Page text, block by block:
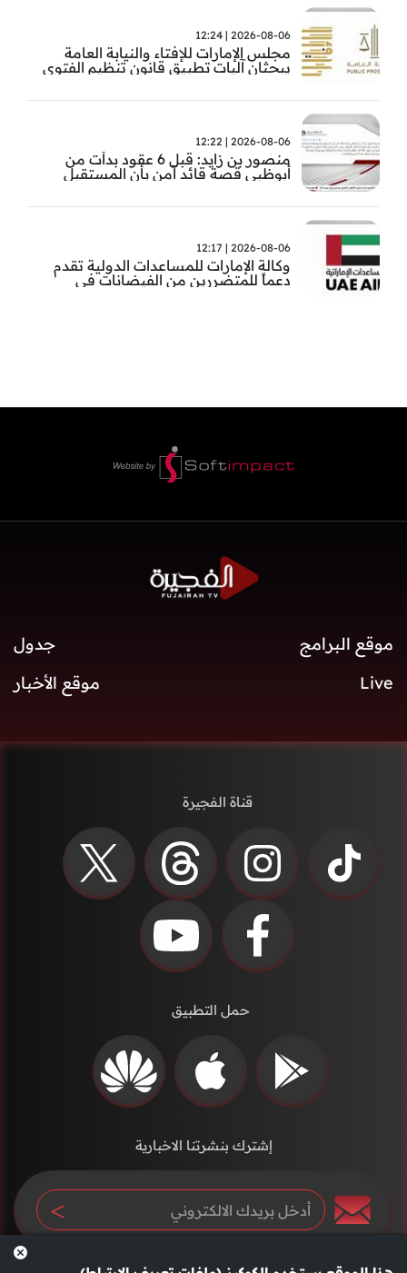
2026-08-06 | 12:24
مجلس الإمارات للإفتاء والنيابة العامة
يبحثان آليات تطبيق قانون تنظيم الفتوى
2026-08-06 | 12:22
منصور بن زايد: قبل 6 عقود بدأت من
أبوظبي قصة قائد آمن بأن المستقبل
2026-08-06 | 12:17
وكالة الإمارات للمساعدات الدولية تقدم
دعماً للمتضررين من الفيضانات في
موقع البرامج
جدول
Live
موقع الأخبار
قناة الفجيرة
حمل التطبيق
إشترك بنشرتنا الاخبارية